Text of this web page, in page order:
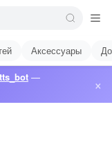
Аксессуары
—
×